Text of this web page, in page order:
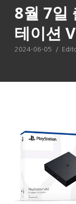
8월 7일
테이션
2024-06-05 /